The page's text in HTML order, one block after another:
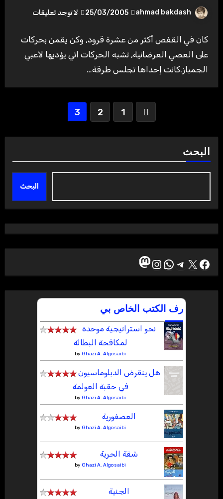
ahmad bakdash
25/03/2005 لا توجد تعليقات
كان في القفص أكثر من عشرة قرود, وكن يقمن بحركات
على العصي العرضانية, تشبه الحركات اتي يؤديها لاعبي
الجمباز.كانت إحداها تجلس طرقة…
المقالات
1
2
3
البحث
البحث
فيسبوك
إكستيليجرام
واتساب
إنستجرام
ماستودون
رف الكتب الخاص بي
نحو استراتيجية موحدة
لمكافحة البطالة
by Ghazi A. Algosaibi
هل ينقرض الدبلوماسيون
في حقبة العولمة
by Ghazi A. Algosaibi
العصفورية
by Ghazi A. Algosaibi
شقة الحرية
by Ghazi A. Algosaibi
الجنية